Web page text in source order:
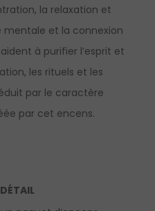
la relaxation et
et la connexion
à purifier l’esprit et
les rituels et les
par le caractère
par cet encens.